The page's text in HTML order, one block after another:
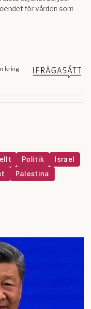
Politik
Israel
Palestina